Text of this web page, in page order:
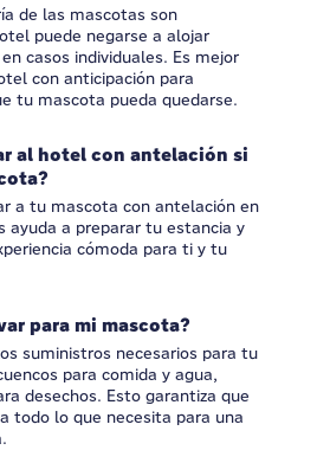
de las mascotas son
puede negarse a alojar
casos individuales. Es mejor
con anticipación para
tu mascota pueda quedarse.
al hotel con antelación si
a tu mascota con antelación en
ayuda a preparar tu estancia y
cómoda para ti y tu
para mi mascota?
suministros necesarios para tu
para comida y agua,
desechos. Esto garantiza que
todo lo que necesita para una